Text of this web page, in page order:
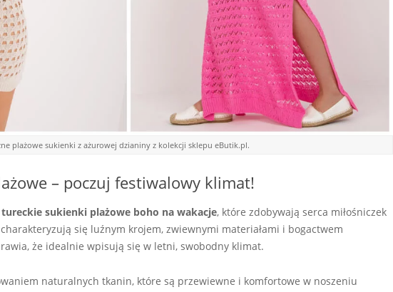
plażowe sukienki z ażurowej dzianiny z kolekcji sklepu eButik.pl.
– poczuj festiwalowy klimat!
tureckie sukienki plażowe boho na wakacje, które zdobywają serca miłośniczek
się luźnym krojem, zwiewnymi materiałami i bogactwem
że idealnie wpisują się w letni, swobodny klimat.
naturalnych tkanin, które są przewiewne i komfortowe w noszeniu